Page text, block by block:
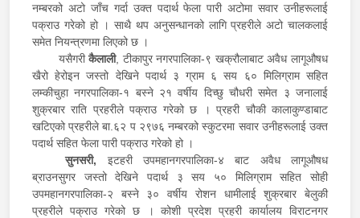
नम्बरको अटो जाँच गर्दा उक्त पदार्थ फेला पारी अटोमा सवार उनीहरूलाई
पक्राउ गरेको हो । साथै थप अनुसन्धानको लागि प्रहरीले अटो चालकलाई
समेत नियन्त्रणमा लिएको छ ।
यसैगरीकैलाली, टीकापुर नगरपालिका-९ खक्रौलाबाट अवैध लागूऔषध
खैरो हेरोइन जस्तो देखिने पदार्थ ३ ग्राम ६ सय ६० मिलिग्राम सहित
लम्कीचुहा नगरपालिका-१ बस्ने २१ वर्षीय दिच्छु चौधरी समेत ३ जनालाई
शुक्रबार राति प्रहरीले पक्राउ गरेको छ । प्रहरी चौकी कालाकुण्डाबाट
खटिएको प्रहरीले बा.६२ प २९७६ नम्बरको स्कुटरमा सवार उनीहरूलाई उक्त
पदार्थ सहित फेला पारी पक्राउ गरेको हो ।
सुनसरी, इटहरी उपमहानगरपालिका-४ बाट अवैध लागूऔषध
ब्राउनसुगर जस्तो देखिने पदार्थ ३ सय ५० मिलिग्राम सहित सोही
उपमहानगरपालिका-२ बस्ने ३० वर्षीय रोशन धामीलाई शुक्रबार बेलुकी
प्रहरीले पक्राउ गरेको छ । कोशी प्रदेश प्रहरी कार्यालय विराटनगर